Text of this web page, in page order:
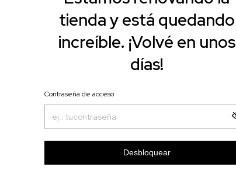
tienda y está quedando
increíble. ¡Volvé en unos
días!
Contraseña de acceso
Desbloquear